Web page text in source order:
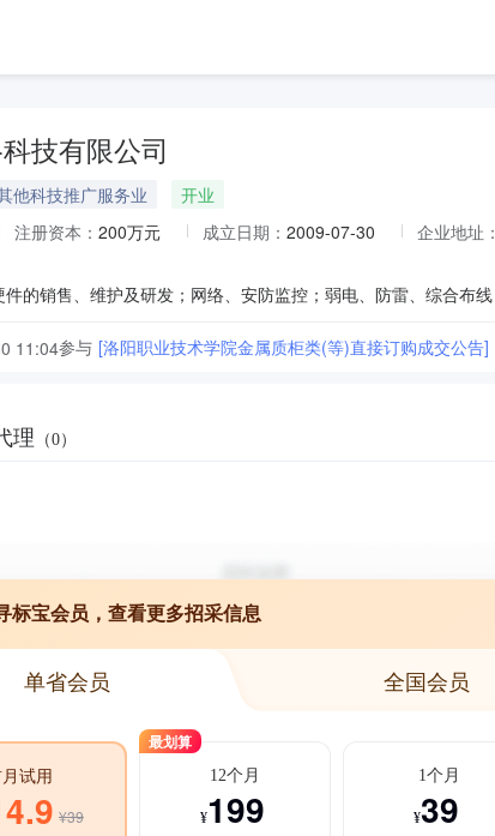
技有限公司
他科技推广服务业
开业
注册资本： 200万元 成立日期： 2009-07-30 企业地址：
11:04参与 [洛阳职业技术学院金属质柜类(等)直接订购成交公告]
理 （0）
标宝会员，查看更多招采信息
单省会员 全国会员
试用
¥39
最划算
12个月
¥199
1个月
¥39